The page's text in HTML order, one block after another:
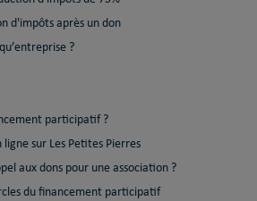
d'impôts après un don
?
participatif ?
ligne sur Les Petites Pierres
aux dons pour une association ?
du financement participatif